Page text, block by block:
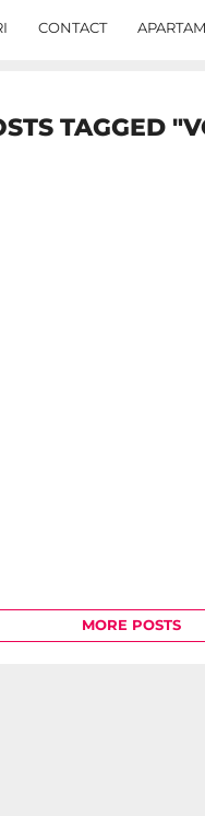
CONTACT
TAGGED
MORE POSTS